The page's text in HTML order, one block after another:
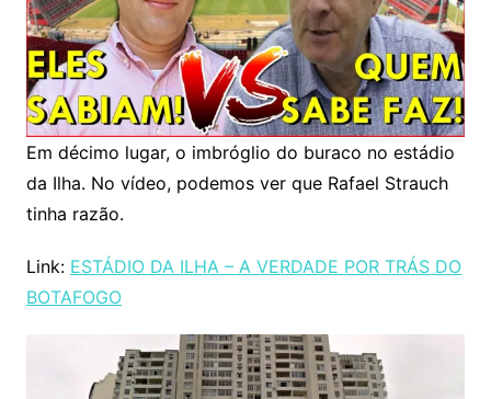
Em décimo lugar, o imbróglio do buraco no estádio
da Ilha. No vídeo, podemos ver que Rafael Strauch
tinha razão.
Link: ESTÁDIO DA ILHA – A VERDADE POR TRÁS DO
BOTAFOGO